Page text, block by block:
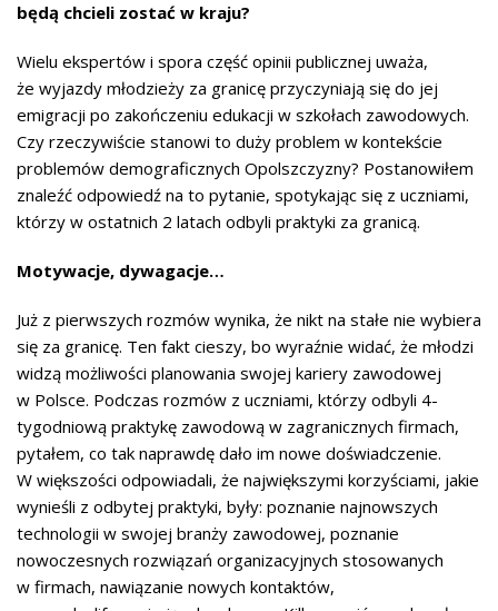
będą chcieli zostać w kraju?
Wielu ekspertów i spora część opinii publicznej uważa,
że wyjazdy młodzieży za granicę przyczyniają się do jej
emigracji po zakończeniu edukacji w szkołach zawodowych.
Czy rzeczywiście stanowi to duży problem w kontekście
problemów demograficznych Opolszczyzny? Postanowiłem
znaleźć odpowiedź na to pytanie, spotykając się z uczniami,
którzy w ostatnich 2 latach odbyli praktyki za granicą.
Motywacje, dywagacje…
Już z pierwszych rozmów wynika, że nikt na stałe nie wybiera
się za granicę. Ten fakt cieszy, bo wyraźnie widać, że młodzi
widzą możliwości planowania swojej kariery zawodowej
w Polsce. Podczas rozmów z uczniami, którzy odbyli 4-
tygodniową praktykę zawodową w zagranicznych firmach,
pytałem, co tak naprawdę dało im nowe doświadczenie.
W większości odpowiadali, że największymi korzyściami, jakie
wynieśli z odbytej praktyki, były: poznanie najnowszych
technologii w swojej branży zawodowej, poznanie
nowoczesnych rozwiązań organizacyjnych stosowanych
w firmach, nawiązanie nowych kontaktów,